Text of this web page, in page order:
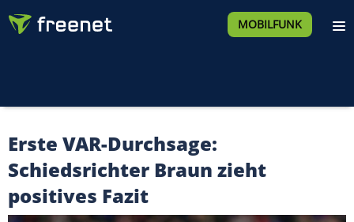
MOBILFUNK
Erste VAR-Durchsage:
Schiedsrichter Braun zieht
positives Fazit